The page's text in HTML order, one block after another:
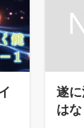
遂
は